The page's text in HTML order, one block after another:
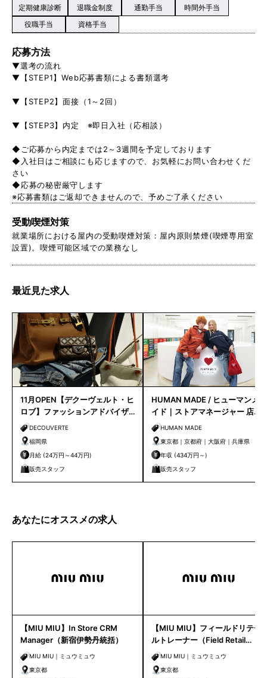
定期健康診断 退職金制度 通勤手当
時間外手当
役職手当
資格手当
応募方法
▼選考の流れ
▼【STEP1】Web応募書類による書類選考
▼【STEP2】面接（1～2回）
▼【STEP3】内定 ※即日入社（応相談）
◆ご応募から内定までは2～3週間を予定しております
◆入社日はご相談にも応じますので、お気軽にお問い合わせくだ
さい
◆応募の秘密厳守します
※応募書類はご返却できませんので、予めご了承ください
受動喫煙対策
就業場所における屋内の受動喫煙対策：屋内原則禁煙(喫煙専用室
設置)。喫煙可能区域での業務なし
最近見た求人
11月OPEN【デクーヴェルト・ヒ
ロブ】ファッションアドバイザ
ー｜天神店
DECOUVERTE
福岡県
月給 (24万円～44万円)
販売スタッフ
HUMAN MADE / ヒューマンメ
イド｜ストアマネージャー 店長
候補HUMAN MADE
東京都｜京都府｜大阪府｜兵庫県
年収 (434万円～)
販売スタッフ
あなたにオススメの求人
【MIU MIU】In Store CRM
Manager（新宿伊勢丹統括）
MIU MIU｜ミュウミュウ
東京都
【MIU MIU】フィールドリテー
ルトレーナー（Field Retail
Trainer）
MIU MIU｜ミュウミュウ
東京都